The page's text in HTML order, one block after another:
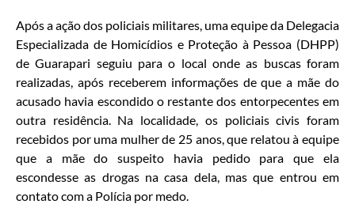
Após a ação dos policiais militares, uma equipe da Delegacia
Especializada de Homicídios e Proteção à Pessoa (DHPP)
de Guarapari seguiu para o local onde as buscas foram
realizadas, após receberem informações de que a mãe do
acusado havia escondido o restante dos entorpecentes em
outra residência. Na localidade, os policiais civis foram
recebidos por uma mulher de 25 anos, que relatou à equipe
que a mãe do suspeito havia pedido para que ela
escondesse as drogas na casa dela, mas que entrou em
contato com a Polícia por medo.